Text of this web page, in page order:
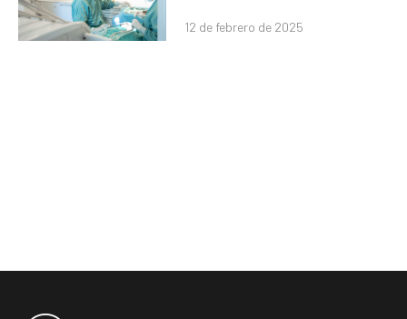
12 de febrero de 2025